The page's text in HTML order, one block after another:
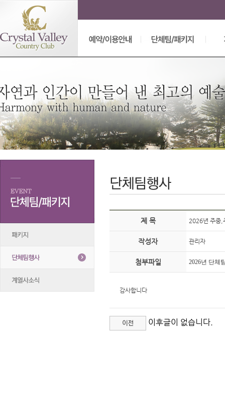
제 목 2026년 주중,
작성자 관리자
첨부파일 2026년 단체
감사합니다
이후글이 없습니다.